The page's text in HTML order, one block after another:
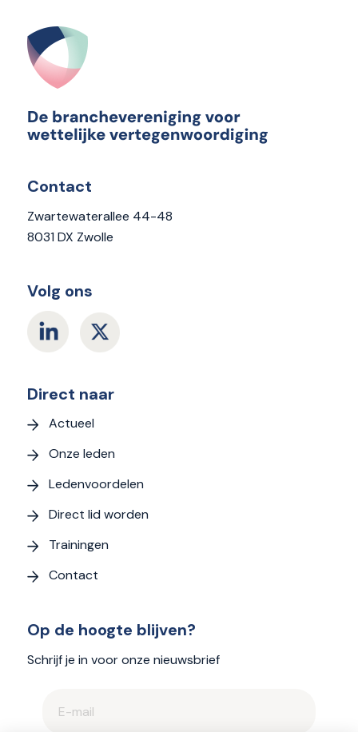
Contact
Zwartewaterallee 44-48
8031 DX Zwolle
Volg ons
Direct naar
Actueel
Onze leden
Ledenvoordelen
Direct lid worden
Trainingen
Contact
Op de hoogte blijven?
Schrijf je in voor onze nieuwsbrief